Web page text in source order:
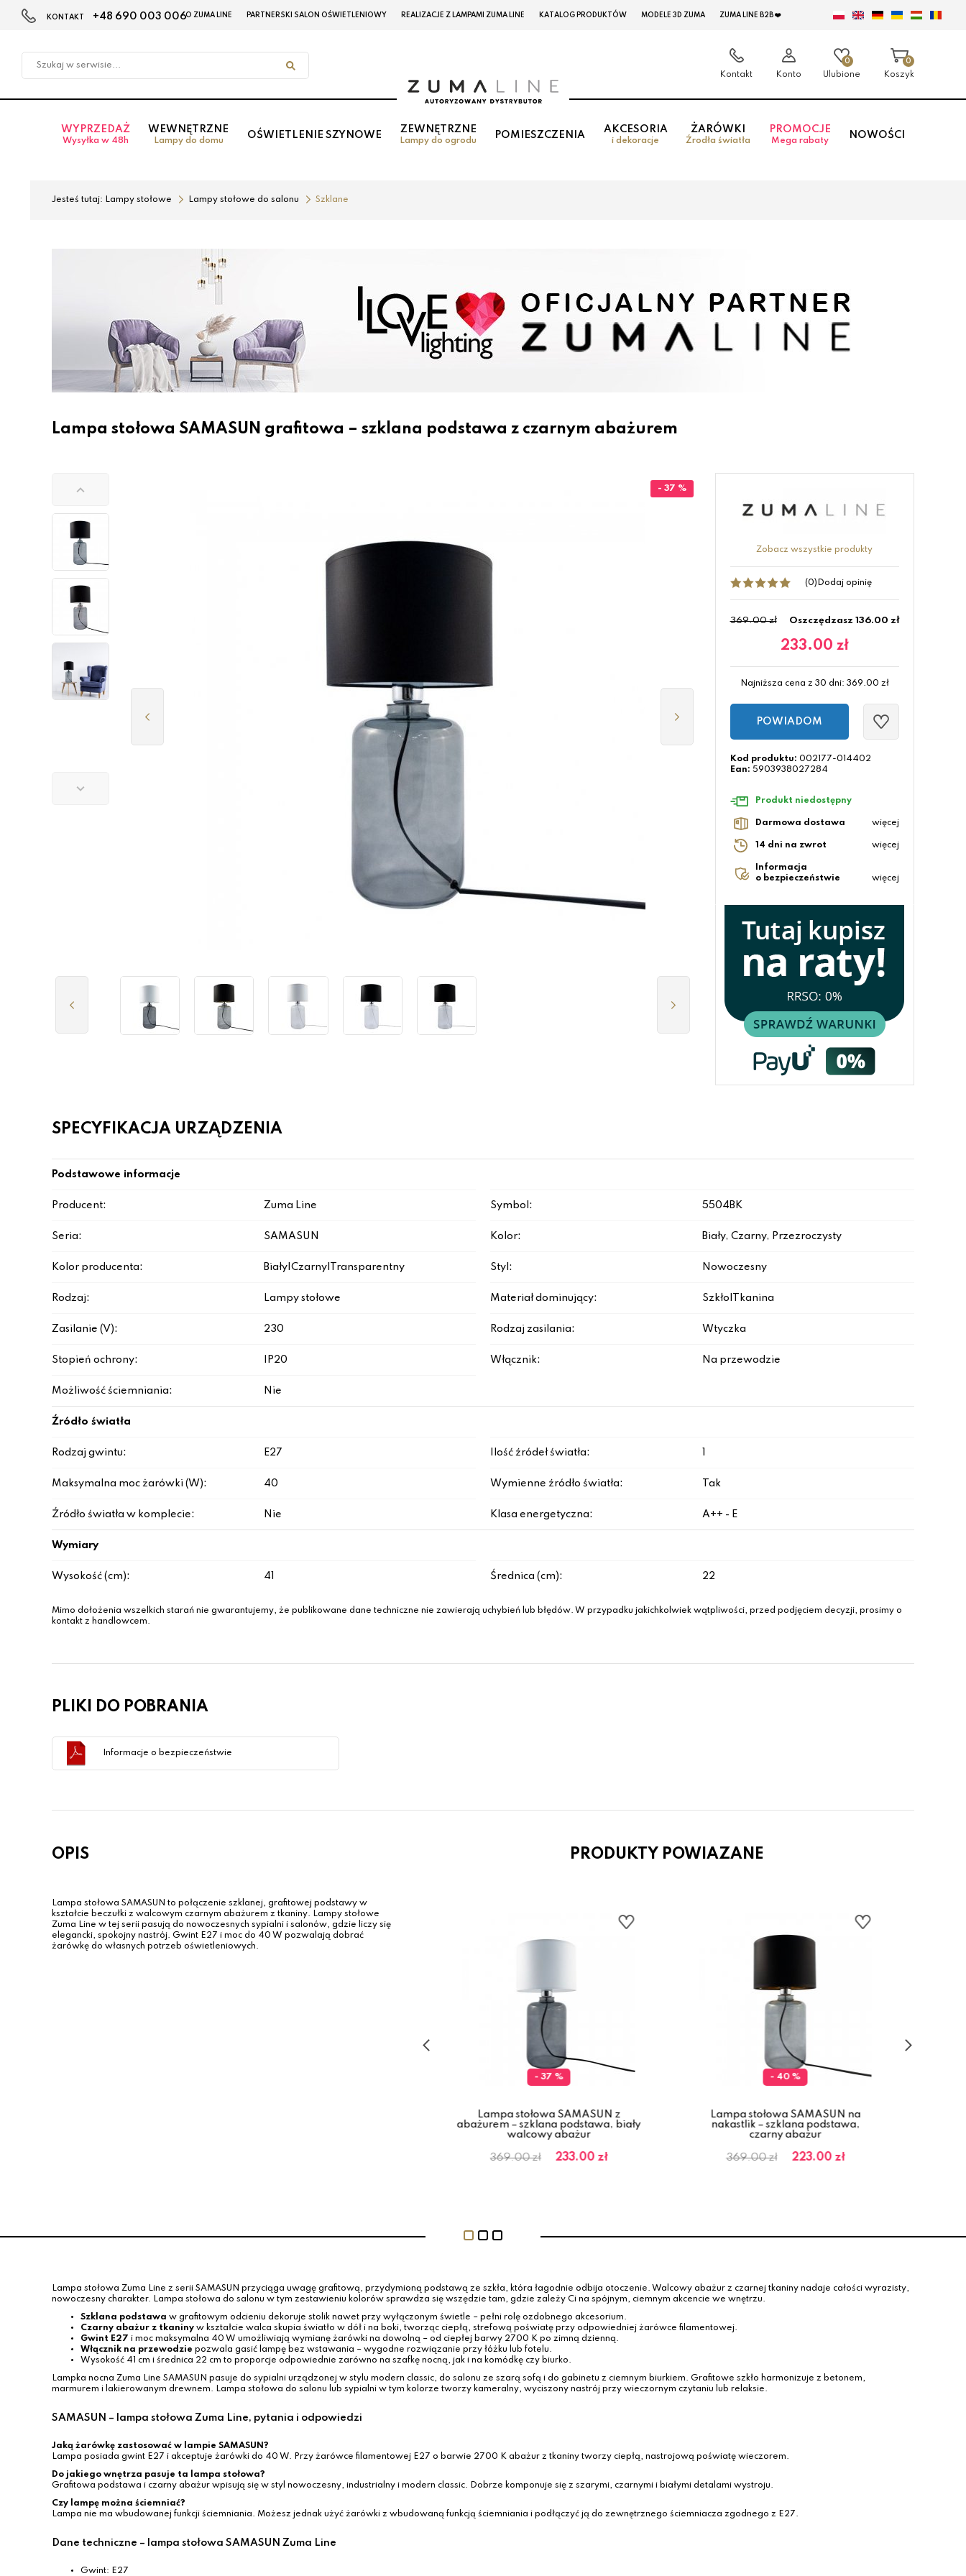
w
KONTAKT +48 690 003 006O ZUMA LINE PARTNERSKI SALON OŚWIETLENIOWY REALIZACJE Z LAMPAMI ZUMA LINE KATALOG PRODUKTÓW MODELE 3D ZUMA ZUMA LINE B2B ❤️
Kontakt Konto
0
Ulubione
0
Koszyk
WYPRZEDAŻ
Wysyłka w 48h
WEWNĘTRZNE
Lampy do domu
OŚWIETLENIE SZYNOWE
ZEWNĘTRZNE
Lampy do ogrodu
POMIESZCZENIA
AKCESORIA
i dekoracje
ŻARÓWKI
Źrodła światła
PROMOCJE
Mega rabaty
NOWOŚCI
Jesteś tutaj: Lampy stołowe Lampy stołowe do salonu Szklane
Lampa stołowa SAMASUN grafitowa – szklana podstawa z czarnym abażurem
- 37 %
Zobacz wszystkie produkty
(0) Dodaj opinię
369.00 zł Oszczędzasz 136.00 zł
233.00 zł
Najniższa cena z 30 dni: 369.00 zł
POWIADOM
Kod produktu: 002177-014402
Ean: 5903938027284
Produkt niedostępny
Darmowa dostawa więcej
14 dni na zwrot więcej
Informacja
o bezpieczeństwie
więcej
SPECYFIKACJA URZĄDZENIA
Podstawowe informacje
Producent: Zuma Line Symbol: 5504BK
Seria: SAMASUN Kolor: Biały, Czarny, Przezroczysty
Kolor producenta: Biały|Czarny|Transparentny Styl: Nowoczesny
Rodzaj: Lampy stołowe Materiał dominujący: Szkło|Tkanina
Zasilanie (V): 230 Rodzaj zasilania: Wtyczka
Stopień ochrony: IP20 Włącznik: Na przewodzie
Możliwość ściemniania: Nie
Źródło światła
Rodzaj gwintu: E27 Ilość źródeł światła:
Maksymalna moc żarówki (W): 40 Wymienne źródło światła: Tak
Źródło światła w komplecie: Nie Klasa energetyczna: A++ - E
Wymiary
Wysokość (cm): 41 Średnica (cm): 22
Mimo dołożenia wszelkich starań nie gwarantujemy, że publikowane dane techniczne nie zawierają uchybień lub błędów. W przypadku jakichkolwiek wątpliwości, przed podjęciem decyzji, prosimy o
kontakt z handlowcem.
PLIKI DO POBRANIA
Informacje o bezpieczeństwie
OPIS
Lampa stołowa SAMASUN to połączenie szklanej, grafitowej podstawy w
kształcie beczułki z walcowym czarnym abażurem z tkaniny. Lampy stołowe
Zuma Line w tej serii pasują do nowoczesnych sypialni i salonów, gdzie liczy się
elegancki, spokojny nastrój. Gwint E27 i moc do 40 W pozwalają dobrać
żarówkę do własnych potrzeb oświetleniowych.
PRODUKTY POWIAZANE
- 37 %
Lampa stołowa SAMASUN z
abażurem – szklana podstawa, biały
walcowy abażur
369.00 zł 233.00 zł
- 40 %
Lampa stołowa SAMASUN na
nakastlik – szklana podstawa,
czarny abażur
369.00 zł 223.00 zł
Lampa stołowa Zuma Line z serii SAMASUN przyciąga uwagę grafitową, przydymioną podstawą ze szkła, która łagodnie odbija otoczenie. Walcowy abażur z czarnej tkaniny nadaje całości wyrazisty,
nowoczesny charakter. Lampa stołowa do salonu w tym zestawieniu kolorów sprawdza się wszędzie tam, gdzie zależy Ci na spójnym, ciemnym akcencie we wnętrzu.
Szklana podstawa w grafitowym odcieniu dekoruje stolik nawet przy wyłączonym świetle – pełni rolę ozdobnego akcesorium.
Czarny abażur z tkaniny w kształcie walca skupia światło w dół i na boki, tworząc ciepłą, strefową poświatę przy odpowiedniej żarówce filamentowej.
Gwint E27 i moc maksymalna 40 W umożliwiają wymianę żarówki na dowolną – od ciepłej barwy 2700 K po zimną dzienną.
Włącznik na przewodzie pozwala gasić lampę bez wstawania – wygodne rozwiązanie przy łóżku lub fotelu.
Wysokość 41 cm i średnica 22 cm to proporcje odpowiednie zarówno na szafkę nocną, jak i na komódkę czy biurko.
Lampka nocna Zuma Line SAMASUN pasuje do sypialni urządzonej w stylu modern classic, do salonu ze szarą sofą i do gabinetu z ciemnym biurkiem. Grafitowe szkło harmonizuje z betonem,
marmurem i lakierowanym drewnem. Lampa stołowa do salonu lub sypialni w tym kolorze tworzy kameralny, wyciszony nastrój przy wieczornym czytaniu lub relaksie.
SAMASUN – lampa stołowa Zuma Line, pytania i odpowiedzi
Jaką żarówkę zastosować w lampie SAMASUN?
Lampa posiada gwint E27 i akceptuje żarówki do 40 W. Przy żarówce filamentowej E27 o barwie 2700 K abażur z tkaniny tworzy ciepłą, nastrojową poświatę wieczorem.
Do jakiego wnętrza pasuje ta lampa stołowa?
Grafitowa podstawa i czarny abażur wpisują się w styl nowoczesny, industrialny i modern classic. Dobrze komponuje się z szarymi, czarnymi i białymi detalami wystroju.
Czy lampę można ściemniać?
Lampa nie ma wbudowanej funkcji ściemniania. Możesz jednak użyć żarówki z wbudowaną funkcją ściemniania i podłączyć ją do zewnętrznego ściemniacza zgodnego z E27.
Dane techniczne – lampa stołowa SAMASUN Zuma Line
Gwint: E27